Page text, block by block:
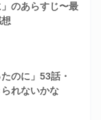
」のあらすじ〜最
のに」53話・
れないかな